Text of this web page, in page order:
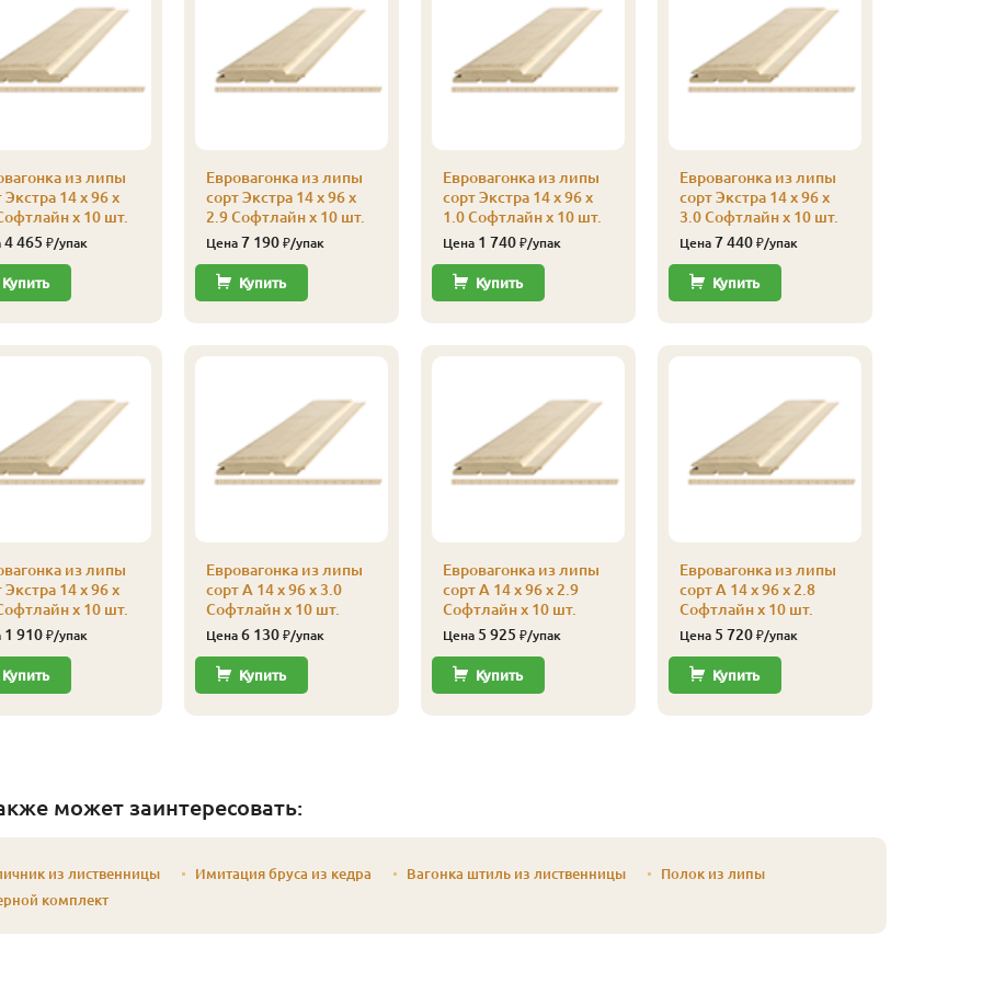
из липы
Экстра 14 x 96 x
x 10 шт.
4 465 ₽/упак
Купить
из липы
Экстра 14 x 96 x
x 10 шт.
1 910₽/упак
Купить
Евровагонка из липы
сорт Экстра 14 x 96 x
2.9 Софтлайн x 10 шт.
Цена 7 190₽/упак
Купить
Евровагонка из липы
сорт А 14 x 96 x 3.0
Софтлайн x 10 шт.
Цена 6 130₽/упак
Купить
Евровагонка из липы
сорт Экстра 14 x 96 x
1.0 Софтлайн x 10 шт.
Цена 1 740₽/упак
Купить
Евровагонка из липы
сорт А 14 x 96 x 2.9
Софтлайн x 10 шт.
Цена 5 925 ₽/упак
Купить
Евровагонка из липы
сорт Экстра 14 x 96 x
3.0 Софтлайн x 10 шт.
Цена 7 440₽/упак
Купить
Евровагонка из липы
сорт А 14 x 96 x 2.8
Софтлайн x 10 шт.
Цена 5 720₽/упак
Купить
может заинтересовать:
из лиственницы Имитация бруса из кедра Вагонка штиль из лиственницы
Полок из липы
комплект